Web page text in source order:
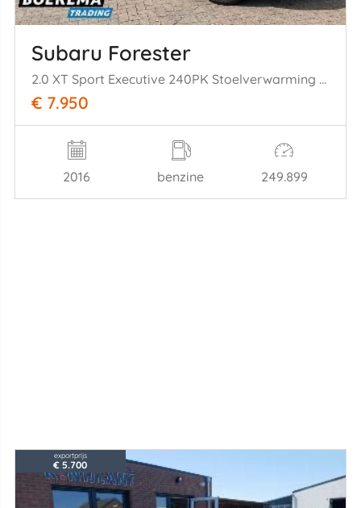
Subaru Forester
2.0 XT Sport Executive 240PK Stoelverwarming Panoramadak Navi
€ 7.950
2016 benzine 249.899
exportprijs
€ 5.700